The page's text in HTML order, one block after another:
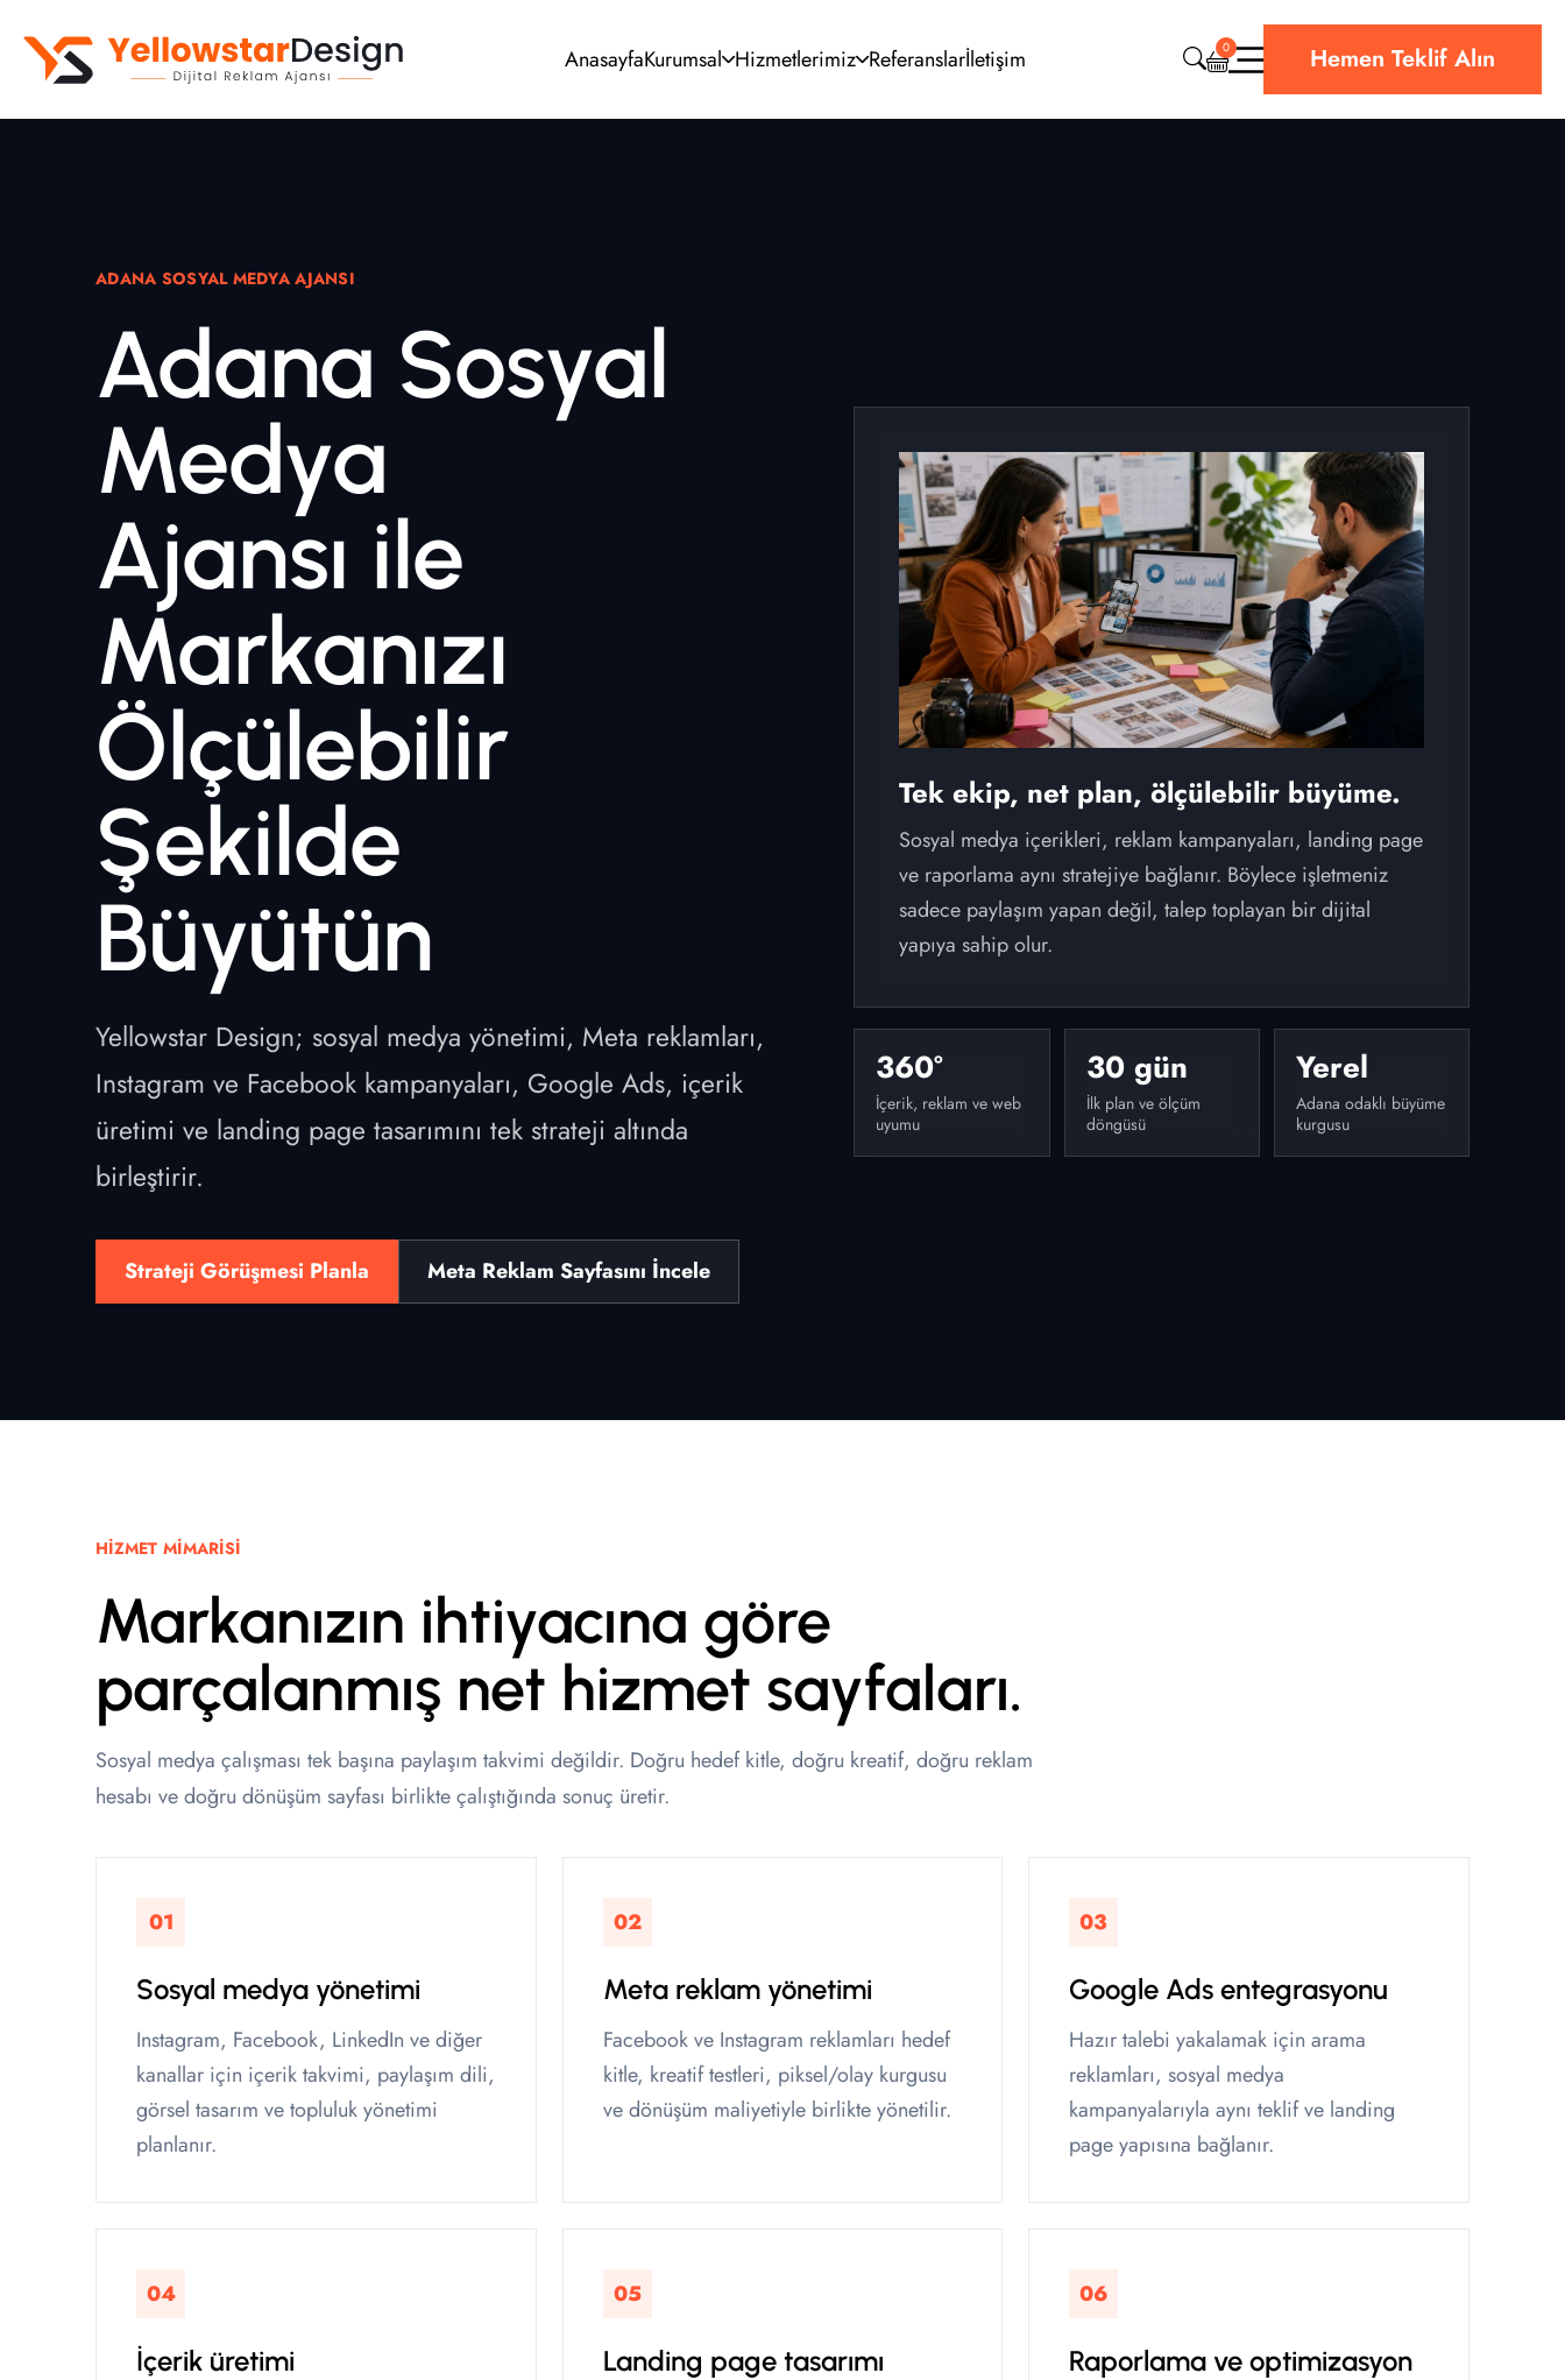
AnasayfaKurumsal Hizmetlerimiz
E-Ticaret Sitesi
Mobil Uygulama
Referanslarİletişim 0 Hemen Teklif Alın
ADANA SOSYAL MEDYA AJANSI
Adana Sosyal
Medya
Ajansı ile
Markanızı
Ölçülebilir
Şekilde
Büyütün
Yellowstar Design; sosyal medya yönetimi, Meta reklamları,
Instagram ve Facebook kampanyaları, Google Ads, içerik
üretimi ve landing page tasarımını tek strateji altında
birleştirir.
Strateji Görüşmesi Planla Meta Reklam Sayfasını İncele
Tek ekip, net plan, ölçülebilir büyüme.
Sosyal medya içerikleri, reklam kampanyaları, landing page
ve raporlama aynı stratejiye bağlanır. Böylece işletmeniz
sadece paylaşım yapan değil, talep toplayan bir dijital
yapıya sahip olur.
360°
İçerik, reklam ve web
uyumu
30 gün
İlk plan ve ölçüm
döngüsü
Yerel
Adana odaklı büyüme
kurgusu
HIZMET MIMARISI
Markanızın ihtiyacına göre
parçalanmış net hizmet sayfaları.
Sosyal medya çalışması tek başına paylaşım takvimi değildir. Doğru hedef kitle, doğru kreatif, doğru reklam
hesabı ve doğru dönüşüm sayfası birlikte çalıştığında sonuç üretir.
01
Sosyal medya yönetimi
Instagram, Facebook, LinkedIn ve diğer
kanallar için içerik takvimi, paylaşım dili,
görsel tasarım ve topluluk yönetimi
planlanır.
02
Meta reklam yönetimi
Facebook ve Instagram reklamları hedef
kitle, kreatif testleri, piksel/olay kurgusu
ve dönüşüm maliyetiyle birlikte yönetilir.
03
Google Ads entegrasyonu
Hazır talebi yakalamak için arama
reklamları, sosyal medya
kampanyalarıyla aynı teklif ve landing
page yapısına bağlanır.
04
İçerik üretimi
05
Landing page tasarımı
06
Raporlama ve optimizasyon